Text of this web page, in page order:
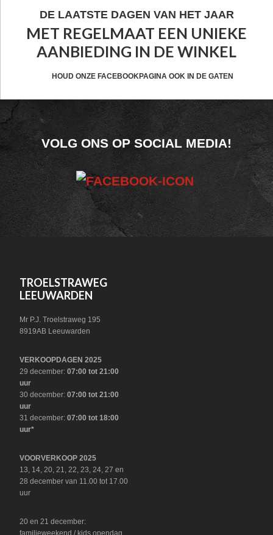
FOOTER
WIDGET
HEADER
DE LAATSTE DAGEN VAN HET JAAR
MET REGELMAAT EEN UNIEKE
AANBIEDING IN DE WINKEL
HOUD ONZE FACEBOOKPAGINA OOK IN DE GATEN
FOOTER
WIDGET
HEADER
SOCIAL
VOLG ONS OP SOCIAL MEDIA!
TROELSTRAWEG
LEEUWARDEN
Mr P.J. Troelstraweg 195
8919AB Leeuwarden
VERKOOPDAGEN 2025
29 december:07:00 tot 21:00
uur
30 december:07:00 tot 21:00
uur
31 december:07:00 tot 18:00
uur*
VOORVERKOOP 2025
13, 14, 20, 21, 22, 23, 24, 27 en
28 december van 11.00 tot 17.00
uur
20 en 21 december:
familieweekend / kids opendag